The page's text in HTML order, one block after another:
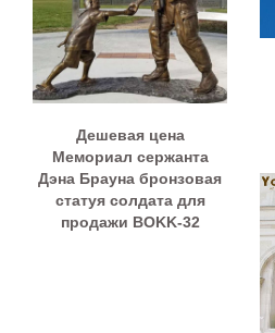
Дешевая цена
Мемориал сержанта
Дэна Брауна бронзовая
статуя солдата для
продажи BOKK-32